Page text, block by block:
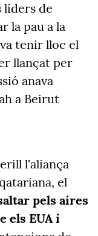
líders de
la pau a la
va tenir lloc el
llançat per
anava
a Beirut
l'aliança
el
pels aires
els EUA i